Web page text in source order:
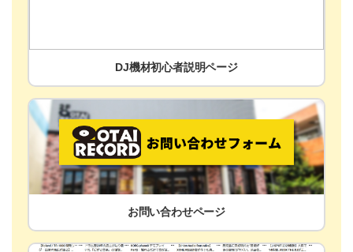
DJ機材初心者説明ページ
お問い合わせページ